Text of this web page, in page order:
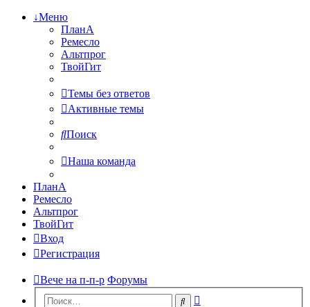
↓Меню
ПланА
Ремесло
Альтпрог
ТвойГит
Темы без ответов
Активные темы
Поиск
Наша команда
ПланА
Ремесло
Альтпрог
ТвойГит
Вход
Регистрация
Вече на п-п-р Форумы
Поиск